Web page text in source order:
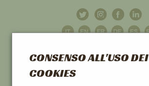
CONSENSO ALL'USO DEI
COOKIES